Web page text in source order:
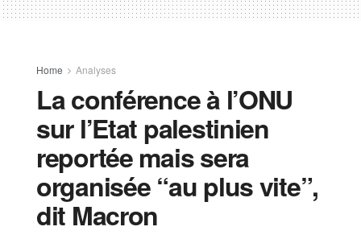
Home Analyses
La conférence à l’ONU
sur l’Etat palestinien
reportée mais sera
organisée “au plus vite”,
dit Macron